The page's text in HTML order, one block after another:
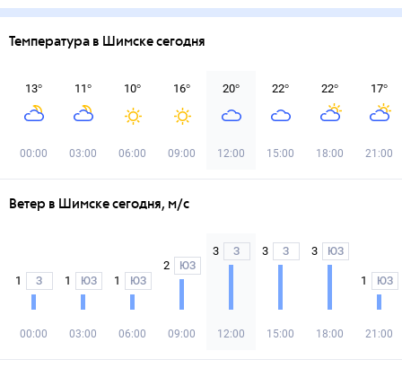
Температура в Шимске сегодня
13°
00:00
11°
03:00
10°
06:00
16°
09:00
20°
12:00
22°
15:00
22°
18:00
17°
21:00
Ветер в Шимске сегодня, м/с
1 З
00:00
1 ЮЗ
03:00
1 ЮЗ
06:00
2 ЮЗ
09:00
3 З
12:00
3 З
15:00
3 ЮЗ
18:00
1 ЮЗ
21:00